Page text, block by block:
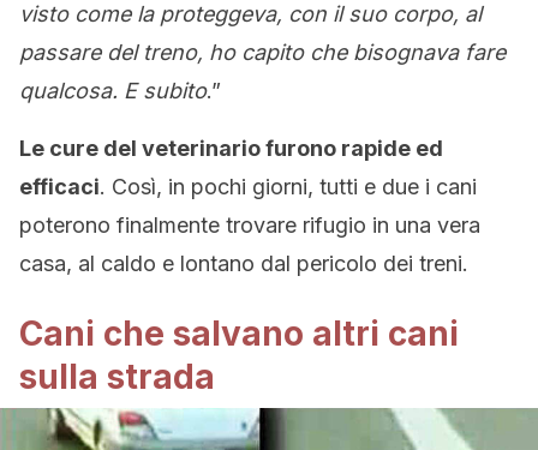
visto come la proteggeva, con il suo corpo, al
passare del treno, ho capito che bisognava fare
qualcosa. E subito.”
Le cure del veterinario furono rapide ed
efficaci. Così, in pochi giorni, tutti e due i cani
poterono finalmente trovare rifugio in una vera
casa, al caldo e lontano dal pericolo dei treni.
Cani che salvano altri cani
sulla strada